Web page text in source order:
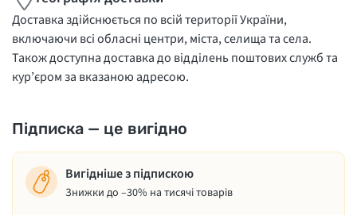
Доставка здійснюється по всій території України,
включаючи всі обласні центри, міста, селища та села.
Також доступна доставка до відділень поштових служб та
кур’єром за вказаною адресою.
Підписка — це вигідно
Вигідніше з підпискою
Знижки до –30% на тисячі товарів